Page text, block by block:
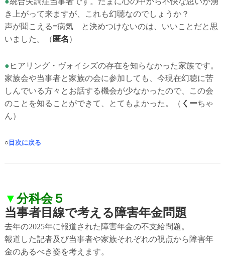
き上がって来ますが、これも幻聴なのでしょうか？
声が聞こえる=病気 と決めつけないのは、いいことだと思
いました。
（ 匿名 ）
● ヒアリング・ヴォイシズの存在を知らなかった家族です。
家族会や当事者と家族の会に参加しても、今現在幻聴に苦
しんでいる方々とお話する機会が少なかったので、この会
のことを知ることができて、とてもよかった。（ くーちゃ
ん）
○ 目次に戻る
▼分科会５
当事者目線で考える障害年金問題
去年の2025年に報道された障害年金の不支給問題。
報道した記者及び当事者や家族それぞれの視点から障害年
金のあるべき姿を考えます。